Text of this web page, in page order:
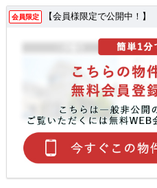
会員限定 【会員様限定で公開中！】